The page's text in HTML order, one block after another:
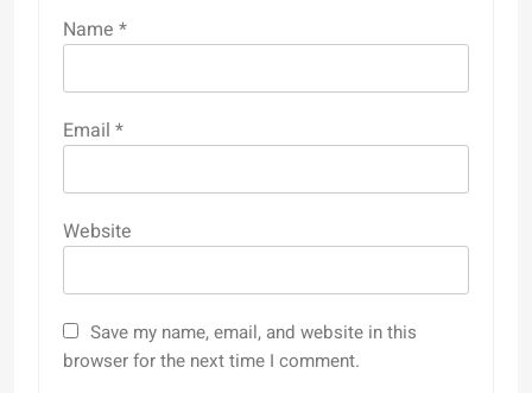
Name *
Email *
Website
Save my name, email, and website in this
browser for the next time I comment.